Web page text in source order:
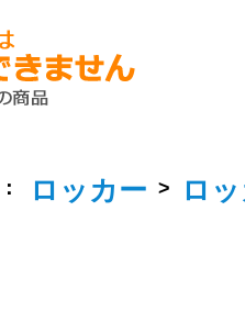
： ロッカー >
ロ